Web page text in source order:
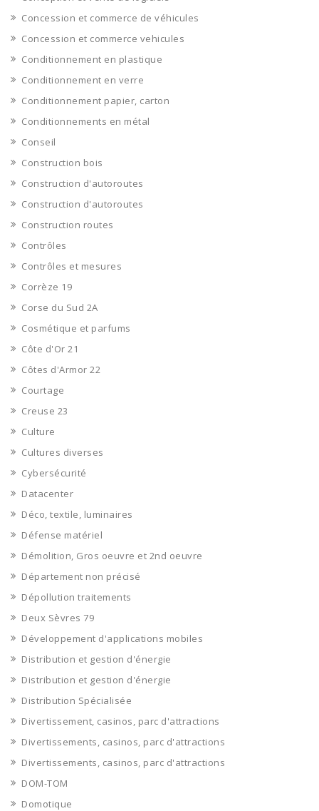
Concession et commerce de véhicules
Concession et commerce vehicules
Conditionnement en plastique
Conditionnement en verre
Conditionnement papier, carton
Conditionnements en métal
Conseil
Construction bois
Construction d'autoroutes
Construction d'autoroutes
Construction routes
Contrôles
Contrôles et mesures
Corrèze 19
Corse du Sud 2A
Cosmétique et parfums
Côte d'Or 21
Côtes d'Armor 22
Courtage
Creuse 23
Culture
Cultures diverses
Cybersécurité
Datacenter
Déco, textile, luminaires
Défense matériel
Démolition, Gros oeuvre et 2nd oeuvre
Département non précisé
Dépollution traitements
Deux Sèvres 79
Développement d'applications mobiles
Distribution et gestion d'énergie
Distribution et gestion d'énergie
Distribution Spécialisée
Divertissement, casinos, parc d'attractions
Divertissements, casinos, parc d'attractions
Divertissements, casinos, parc d'attractions
DOM-TOM
Domotique